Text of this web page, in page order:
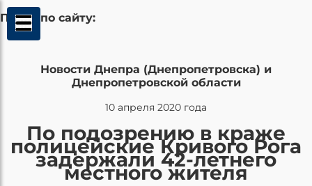
Поиск по сайту:
Новости Днепра (Днепропетровска) и
Днепропетровской области
10 апреля 2020 года
По подозрению в краже
полицейские Кривого Рога
задержали 42-летнего
местного жителя